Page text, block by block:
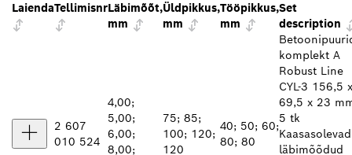
LaiendaTellimisnrLäbimõõt,
mm
Üldpikkus,
mm
Tööpikkus,
mm
Set
description
2 607
010 524
4,00;
5,00;
6,00;
8,00;
75; 85;
100; 120;
120
40; 50; 60;
80; 80
komplekt A
Robust Line
CYL-3 156,5 x
69,5 x 23
5 tk
Kaasasolevad
läbimõõdud